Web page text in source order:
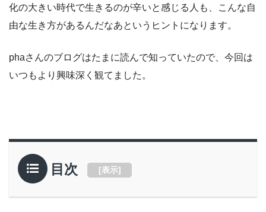
化の大きい時代で生きるのが辛いと感じる人も、こんな自
由な生き方があるんだなあというヒントになります。
phaさんのブログはたまに読んで知っていたので、今回は
いつもより興味深く観てました。
目次 [表示]